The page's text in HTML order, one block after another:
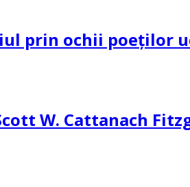
prin ochii poeților
W. Cattanach